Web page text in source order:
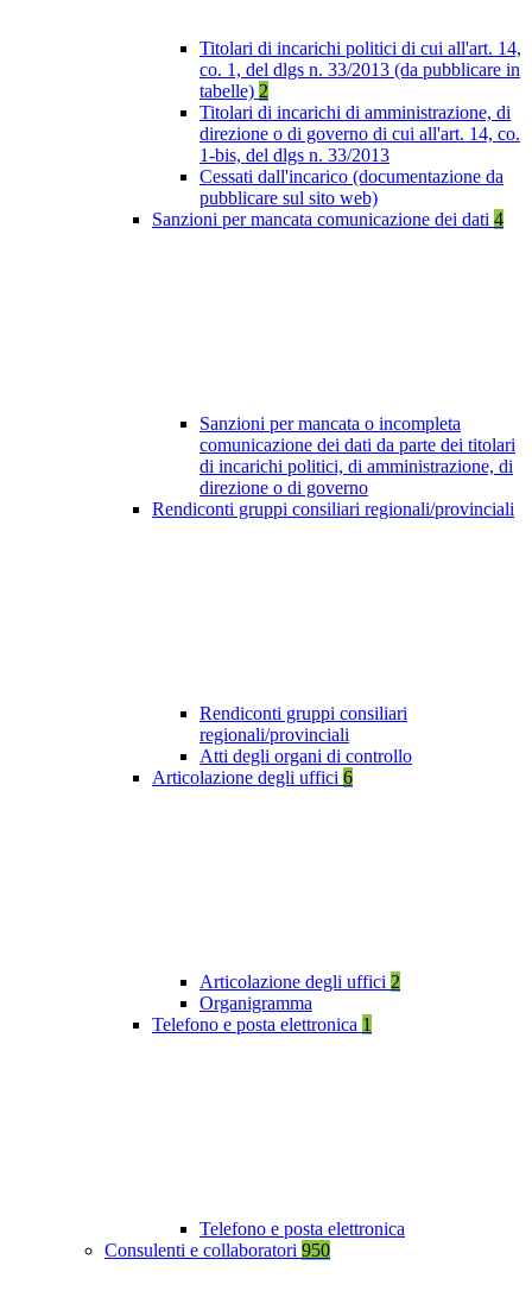
Titolari di incarichi politici di cui all'art. 14,
co. 1, del dlgs n. 33/2013 (da pubblicare in
tabelle) 2
Titolari di incarichi di amministrazione, di
direzione o di governo di cui all'art. 14, co.
1-bis, del dlgs n. 33/2013
Cessati dall'incarico (documentazione da
pubblicare sul sito web)
Sanzioni per mancata comunicazione dei dati 4
Sanzioni per mancata o incompleta
comunicazione dei dati da parte dei titolari
di incarichi politici, di amministrazione, di
direzione o di governo
Rendiconti gruppi consiliari regionali/provinciali
Rendiconti gruppi consiliari
regionali/provinciali
Atti degli organi di controllo
Articolazione degli uffici 6
Articolazione degli uffici 2
Organigramma
Telefono e posta elettronica 1
Telefono e posta elettronica
Consulenti e collaboratori 950